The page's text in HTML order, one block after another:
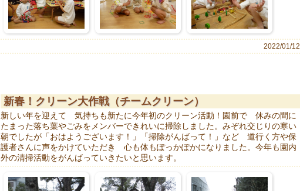
2022/01/12
新春！クリーン大作戦（チームクリーン）
新しい年を迎えて 気持ちも新たに今年初のクリーン活動！園前で 休みの間に
たまった落ち葉やごみをメンバーできれいに掃除しました。みぞれ交じりの寒い
朝でしたが「おはようございます！」「掃除がんばって！」など 道行く方や保
護者さんに声をかけていただき 心も体もぽっかぽかになりました。今年も園内
外の清掃活動をがんばっていきたいと思います。